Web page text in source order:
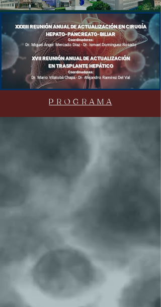
XXXIII REUNIÓN ANUAL DE ACTUALIZACIÓN EN CIRUGÍA
HEPATO-PANCREATO-BILIAR
Coordinadores:
Dr. Miguel Ángel Mercado Díaz - Dr. Ismael Domínguez Rosado
XVII REUNIÓN ANUAL DE ACTUALIZACIÓN
EN TRASPLANTE HEPÁTICO
Coordinadores:
Dr. Mario Vilatobá Chapa - Dr. Alejandro Ramírez Del Val
P R O G R A M A